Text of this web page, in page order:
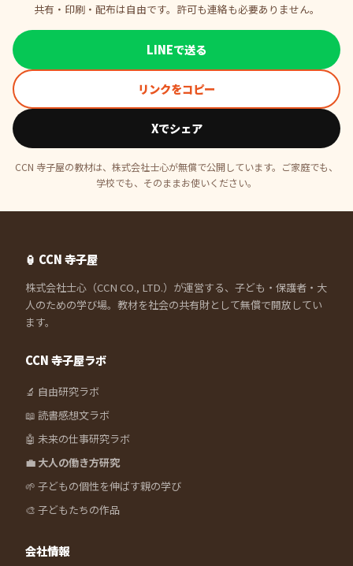
共有・印刷・配布は自由です。許可も連絡も必要ありません。
LINEで送る
リンクをコピー
Xでシェア
CCN 寺子屋の教材は、株式会社士心が無償で公開しています。ご家庭でも、
学校でも、そのままお使いください。
🏮 CCN 寺子屋
株式会社士心（CCN CO., LTD.）が運営する、子ども・保護者・大
人のための学び場。教材を社会の共有財として無償で開放してい
ます。
CCN 寺子屋ラボ
🔬 自由研究ラボ
📖 読書感想文ラボ
🤖 未来の仕事研究ラボ
💼 大人の働き方研究
🌱 子どもの個性を伸ばす親の学び
🎨 子どもたちの作品
会社情報